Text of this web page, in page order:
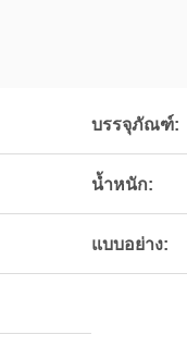
บรรจุภัณฑ์:
น้ำหนัก:
แบบอย่าง: